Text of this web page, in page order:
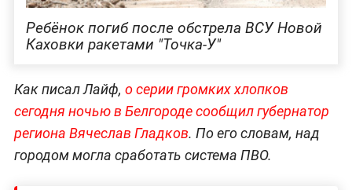
Ребёнок погиб после обстрела ВСУ Новой
Каховки ракетами "Точка-У"
Как писал Лайф, о серии громких хлопков
сегодня ночью в Белгороде сообщил губернатор
региона Вячеслав Гладков. По его словам, над
городом могла сработать система ПВО.